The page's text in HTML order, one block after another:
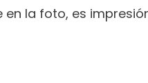
la foto, es